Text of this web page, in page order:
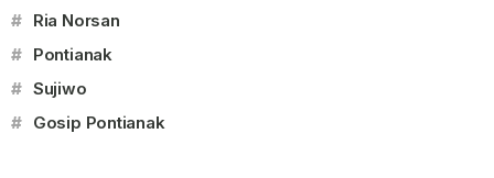
# Ria Norsan
# Pontianak
# Sujiwo
# Gosip Pontianak